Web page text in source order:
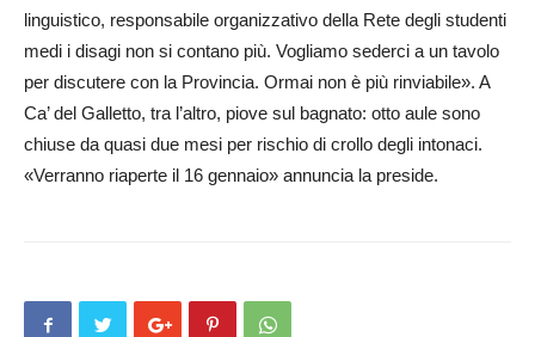
linguistico, responsabile organizzativo della Rete degli studenti
medi i disagi non si contano più. Vogliamo sederci a un tavolo
per discutere con la Provincia. Ormai non è più rinviabile». A
Ca’ del Galletto, tra l’altro, piove sul bagnato: otto aule sono
chiuse da quasi due mesi per rischio di crollo degli intonaci.
«Verranno riaperte il 16 gennaio» annuncia la preside.